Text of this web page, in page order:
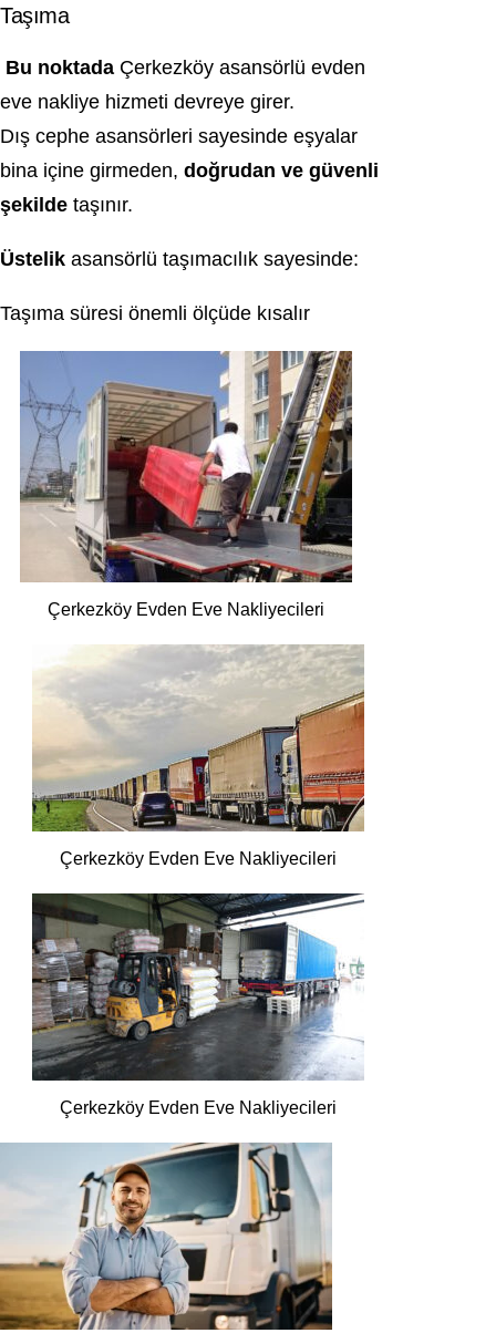
Taşıma
Bu noktada Çerkezköy asansörlü evden
eve nakliye hizmeti devreye girer.
Dış cephe asansörleri sayesinde eşyalar
bina içine girmeden, doğrudan ve güvenli
şekilde taşınır.
Üstelik asansörlü taşımacılık sayesinde:
Taşıma süresi önemli ölçüde kısalır
Çerkezköy Evden Eve Nakliyecileri
Çerkezköy Evden Eve Nakliyecileri
Çerkezköy Evden Eve Nakliyecileri